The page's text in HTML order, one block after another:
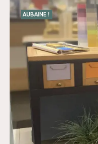
AUBAINE !